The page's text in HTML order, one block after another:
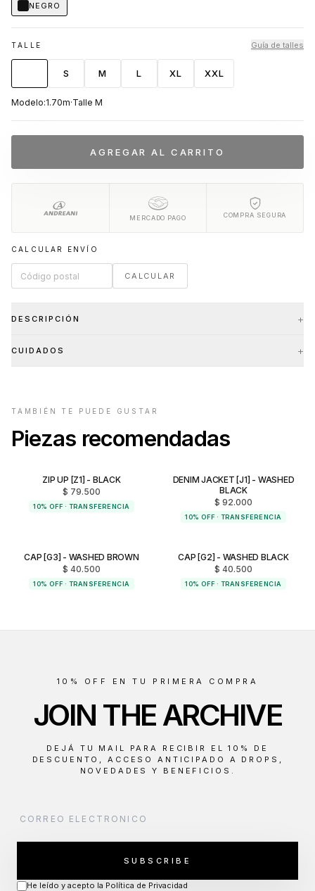
NEGRO
TALLE Guía de talles
S M L XL XXL
Modelo:1.70m·Talle M
AGREGAR AL CARRITO
MERCADO PAGO COMPRA SEGURA
CALCULAR ENVÍO
CALCULAR
DESCRIPCIÓN +
CUIDADOS +
TAMBIÉN TE PUEDE GUSTAR
Piezas recomendadas
NUEVO INGRESO
ZIP UP [Z1] - BLACK
$ 79.500
10% OFF · TRANSFERENCIA
NUEVO INGRESO
DENIM JACKET [J1] - WASHED
BLACK
$ 92.000
10% OFF · TRANSFERENCIA
NUEVO INGRESO
CAP [G3] - WASHED BROWN
$ 40.500
10% OFF · TRANSFERENCIA
NUEVO INGRESO
CAP [G2] - WASHED BLACK
$ 40.500
10% OFF · TRANSFERENCIA
10% OFF EN TU PRIMERA COMPRA
JOIN THE ARCHIVE
DEJÁ TU MAIL PARA RECIBIR EL 10% DE
DESCUENTO, ACCESO ANTICIPADO A DROPS,
NOVEDADES Y BENEFICIOS.
SUBSCRIBE
He leído y acepto la Política de Privacidad